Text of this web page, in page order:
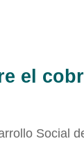
el
Social